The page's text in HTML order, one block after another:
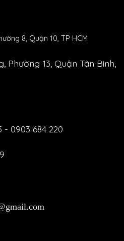
8, Quận 10, TP HCM
Phường 13, Quận Tân Bình,
- 0903 684 220